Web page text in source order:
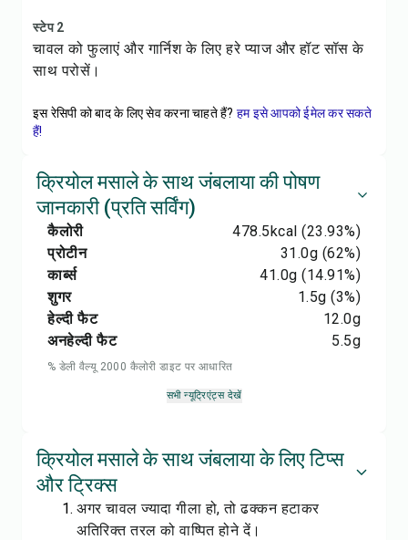
स्टेप 2
चावल को फुलाएं और गार्निश के लिए हरे प्याज और हॉट सॉस के
साथ परोसें।
इस रेसिपी को बाद के लिए सेव करना चाहते हैं? हम इसे आपको ईमेल कर सकते
हैं!
क्रियोल मसाले के साथ जंबलाया की पोषण
जानकारी (प्रति सर्विंग)
कैलोरी 478.5kcal (23.93%)
प्रोटीन
31.0g (62%)
कार्ब्स
41.0g (14.91%)
शुगर
1.5g (3%)
हेल्दी फैट
12.0g
अनहेल्दी फैट
5.5g
% डेली वैल्यू 2000 कैलोरी डाइट पर आधारित
सभी न्यूट्रिएंट्स देखें
क्रियोल मसाले के साथ जंबलाया के लिए टिप्स
और ट्रिक्स
अगर चावल ज्यादा गीला हो, तो ढक्कन हटाकर
अतिरिक्त तरल को वाष्पित होने दें।